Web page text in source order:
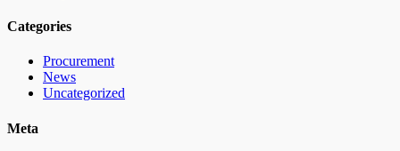
Categories
Procurement
News
Uncategorized
Meta